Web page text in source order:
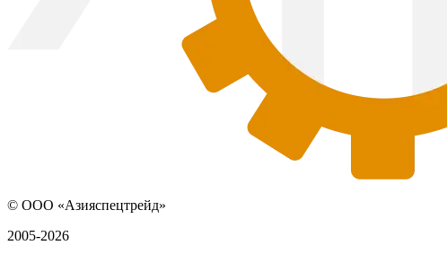
© ООО «Азияспецтрейд»
2005-2026